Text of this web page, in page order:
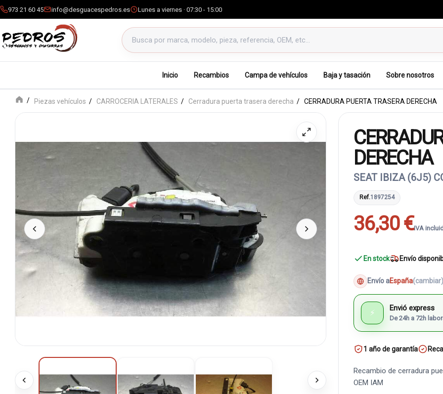
973 21 60 45 info@desguacespedros.es Lunes a viernes · 07:30 - 15:00
Buscar productos
Inicio Recambios Campa de vehículos Baja y tasación Sobre nosotros
Piezas vehículos CARROCERIA LATERALES Cerradura puerta trasera derecha CERRADURA PUERTA TRASERA DERECHA
DERECHA
SEAT IBIZA (6J5)
Ref.1897254
36,30 €IVA
En stock Envío
Envío aEspaña(cambiar)
⚡ Envió express
De 24h a 72h
1 año de garantía
Recambio de cerradura
OEM IAM